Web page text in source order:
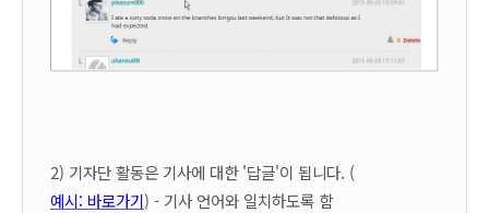
2) 기자단 활동은 기사에 대한 '답글'이 됩니다. (
예시: 바로가기) - 기사 언어와 일치하도록 함